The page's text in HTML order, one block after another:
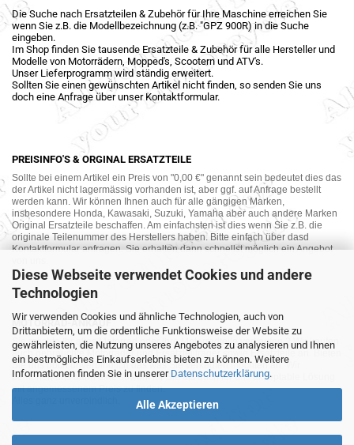
Diese Webseite verwendet Cookies und andere
Technologien
Wir verwenden Cookies und ähnliche Technologien, auch von
Drittanbietern, um die ordentliche Funktionsweise der Website zu
gewährleisten, die Nutzung unseres Angebotes zu analysieren und Ihnen
ein bestmögliches Einkaufserlebnis bieten zu können. Weitere
Informationen finden Sie in unserer Datenschutzerklärung.
Alle Akzeptieren
Die Suche nach Ersatzteilen & Zubehör für Ihre Maschine erreichen Sie
wenn Sie z.B. die Modellbezeichnung (z.B. "GPZ 900R) in die Suche
eingeben.
Im Shop finden Sie tausende Ersatzteile & Zubehör für alle Hersteller und
Modelle von Motorrädern, Mopped's, Scootern und ATV's.
Unser Lieferprogramm wird ständig erweitert.
Sollten Sie einen gewünschten Artikel nicht finden, so senden Sie uns
doch eine Anfrage über unser Kontaktformular.
PREISINFO'S & ORGINAL ERSATZTEILE
Sollte bei einem Artikel ein Preis von "0,00 €" genannt sein bedeutet dies das
der Artikel nicht lagermässig vorhanden ist, aber ggf. auf Anfrage bestellt
werden kann. Wir können Ihnen auch für alle gängigen Marken,
insbesondere Honda, Kawasaki, Suzuki, Yamaha aber auch andere Marken
Original Ersatzteile beschaffen. Am einfachsten ist dies wenn Sie z.B. die
originale Teilenummer des Herstellers haben. Bitte einfach über dasd
Kontaktformular anfragen. Sie erhalten dann schnellst möglich ein Angebot
MOTORRAD-ANKAUF
Sie möchte Ihr altes Motorrad oder Ihre Motorradteile verkaufen ? Wir kaufen
auch gebrauchte Motorräder und Ersatzteilträger sowie Ersatzteile an. Bieten
Sie uns doch unverbindlich das was Sie verkaufen möchten an. Wir
bemühen uns dann eine sowohl für Sie als auch für uns akzeptable Lösung
mit angemessenem Preis zu finden.